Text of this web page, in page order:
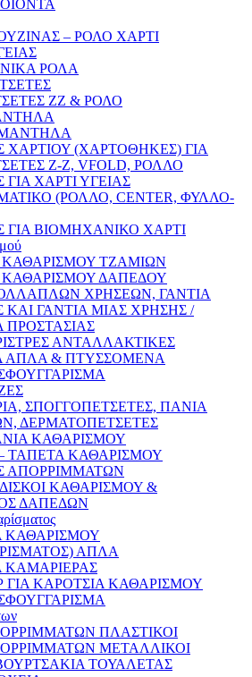
– ΡΟΛΟ ΧΑΡΤΙ
ΡΟΛΑ
ΖΖ & ΡΟΛΟ
ΧΑΡΤΙΟΥ (ΧΑΡΤΟΘΗΚΕΣ) ΓΙΑ
Ζ-Ζ, VFOLD, ΡΟΛΛΟ
ΧΑΡΤΙ ΥΓΕΙΑΣ
(ΡΟΛΛΟ, CENTER, ΦΥΛΛΟ-
ΓΙΑ ΒΙΟΜΗΧΑΝΙΚΟ ΧΑΡΤΙ
ΚΑΘΑΡΙΣΜΟΥ ΤΖΑΜΙΩΝ
ΚΑΘΑΡΙΣΜΟΥ ΔΑΠΕΔΟΥ
ΧΡΗΣΕΩΝ, ΓΑΝΤΙΑ
ΚΑΙ ΓΑΝΤΙΑ ΜΙΑΣ ΧΡΗΣΗΣ /
ΠΡΟΣΤΑΣΙΑΣ
ΑΝΤΑΛΛΑΚΤΙΚΕΣ
ΑΠΛΑ & ΠΤΥΣΣΟΜΕΝΑ
ΣΠΟΓΓΟΠΕΤΣΕΤΕΣ, ΠΑΝΙΑ
ΔΕΡΜΑΤΟΠΕΤΣΕΤΕΣ
ΚΑΘΑΡΙΣΜΟΥ
ΤΑΠΕΤΑ ΚΑΘΑΡΙΣΜΟΥ
ΑΠΟΡΡΙΜΜΑΤΩΝ
ΚΑΘΑΡΙΣΜΟΥ &
ΔΑΠΕΔΩΝ
ΚΑΘΑΡΙΣΜΟΥ
ΑΠΛΑ
ΚΑΜΑΡΙΕΡΑΣ
ΓΙΑ ΚΑΡΟΤΣΙΑ ΚΑΘΑΡΙΣΜΟΥ
ΠΛΑΣΤΙΚΟΙ
ΜΕΤΑΛΛΙΚΟΙ
ΤΟΥΑΛΕΤΑΣ